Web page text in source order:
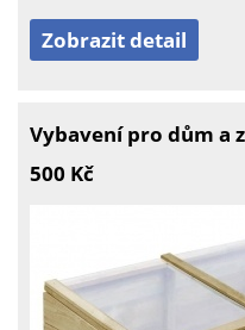
Zobrazit detail
Vybavení pro dům a
500 Kč